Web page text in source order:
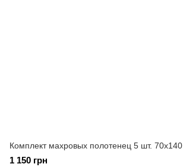
Комплект махровых полотенец 5 шт. 70x140
1 150 грн